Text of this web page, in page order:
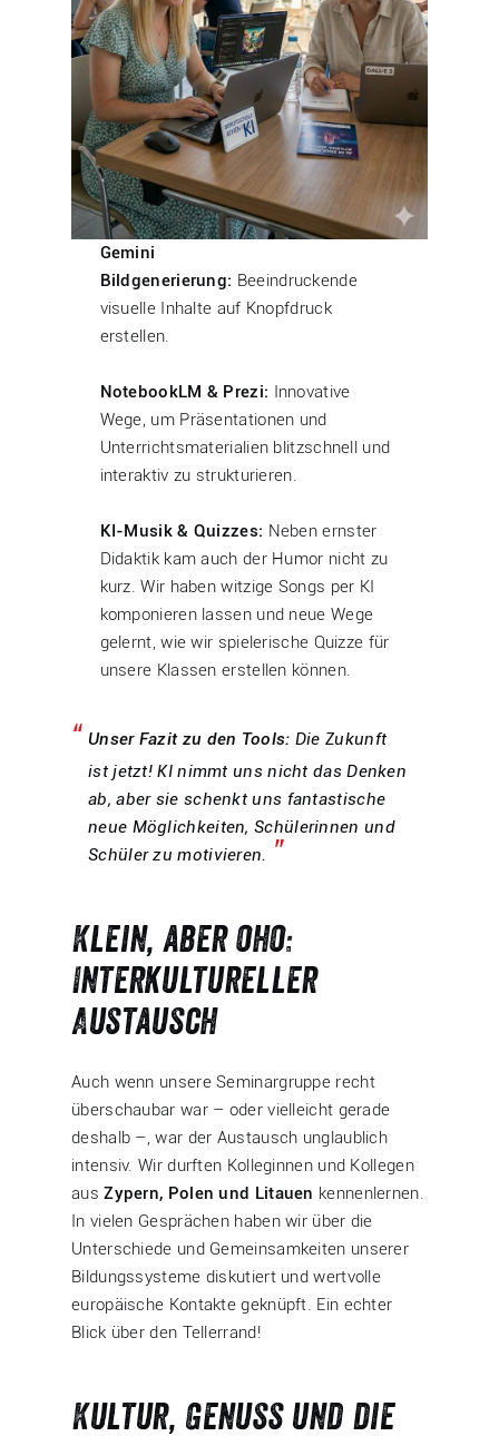
Gemini
Bildgenerierung: Beeindruckende
visuelle Inhalte auf Knopfdruck
erstellen.
NotebookLM & Prezi: Innovative
Wege, um Präsentationen und
Unterrichtsmaterialien blitzschnell und
interaktiv zu strukturieren.
KI-Musik & Quizzes: Neben ernster
Didaktik kam auch der Humor nicht zu
kurz. Wir haben witzige Songs per KI
komponieren lassen und neue Wege
gelernt, wie wir spielerische Quizze für
unsere Klassen erstellen können.
Unser Fazit zu den Tools: Die Zukunft
ist jetzt! KI nimmt uns nicht das Denken
ab, aber sie schenkt uns fantastische
neue Möglichkeiten, Schülerinnen und
Schüler zu motivieren.
Klein, aber oho:
Interkultureller
Austausch
Auch wenn unsere Seminargruppe recht
überschaubar war – oder vielleicht gerade
deshalb –, war der Austausch unglaublich
intensiv. Wir durften Kolleginnen und Kollegen
ausZypern, Polen und Litauen kennenlernen.
In vielen Gesprächen haben wir über die
Unterschiede und Gemeinsamkeiten unserer
Bildungssysteme diskutiert und wertvolle
europäische Kontakte geknüpft. Ein echter
Blick über den Tellerrand!
Kultur, Genuss und die